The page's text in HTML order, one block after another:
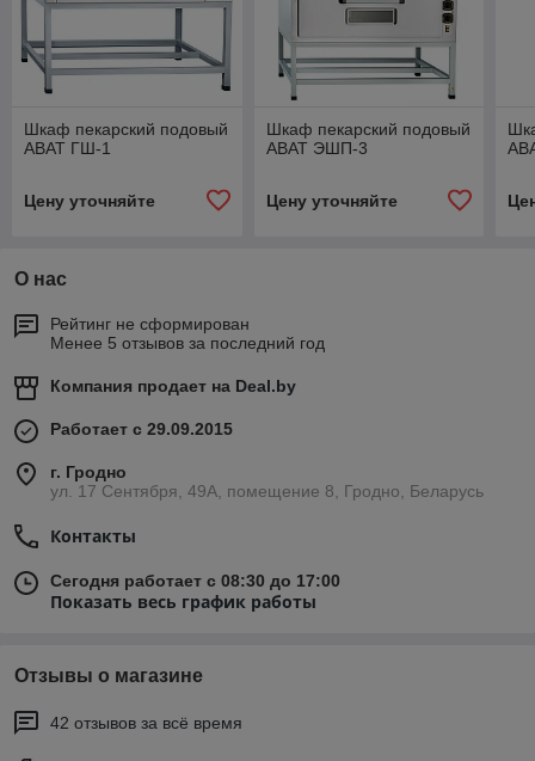
Шкаф пекарский подовый
ABAT ГШ-1
Цену уточняйте
Шкаф пекарский подовый
ABAT ЭШП-3
Цену уточняйте
О нас
Рейтинг не сформирован
Менее 5 отзывов за последний год
Компания продает на Deal.by
Работает с 29.09.2015
г. Гродно
ул. 17 Сентября, 49А, помещение 8, Гродно, Беларусь
Контакты
Сегодня работает с 08:30 до 17:00
Показать весь график работы
Отзывы о магазине
42 отзывов за всё время